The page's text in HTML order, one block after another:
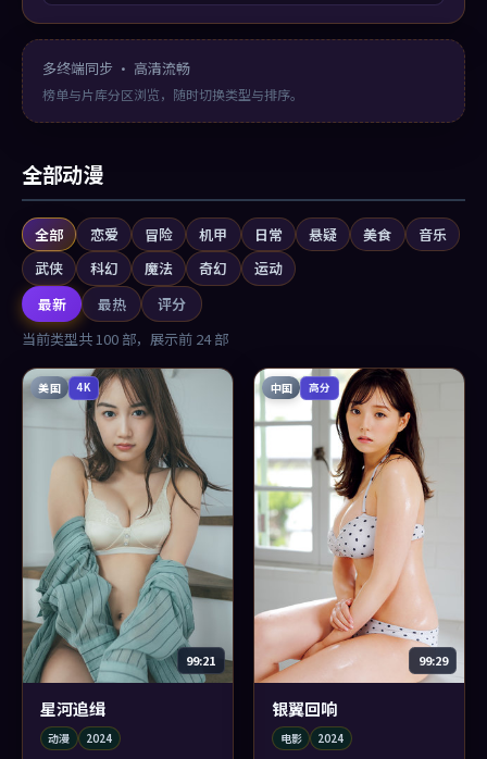
多终端同步 · 高清流畅
榜单与片库分区浏览，随时切换类型与排序。
全部动漫
全部 恋爱 冒险 机甲 日常 悬疑 美食
音乐
武侠
科幻 魔法 奇幻
运动
最新
最热
评分
当前类型共 100 部，展示前 24部
美国 4K
99:21
星河追缉
动漫 2024
中国 高分
99:29
银翼回响
电影 2024